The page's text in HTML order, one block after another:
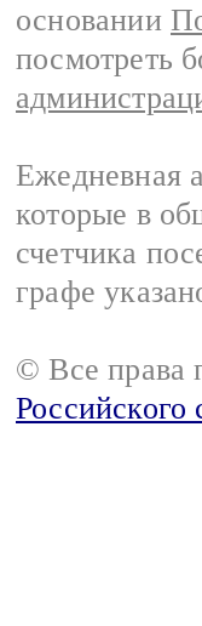
основании
посмотреть
Ежедневная
которые в
счетчика
графе
© Все права
Российского